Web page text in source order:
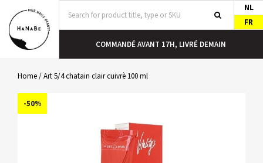
NL
FR
COMMANDÉ AVANT 17H, LIVRÉ DEMAIN
Home/Art 5/4 chatain clair cuivrè 100 ml
-50%